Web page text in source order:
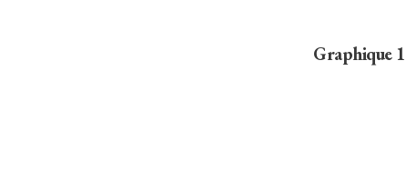
Graphique